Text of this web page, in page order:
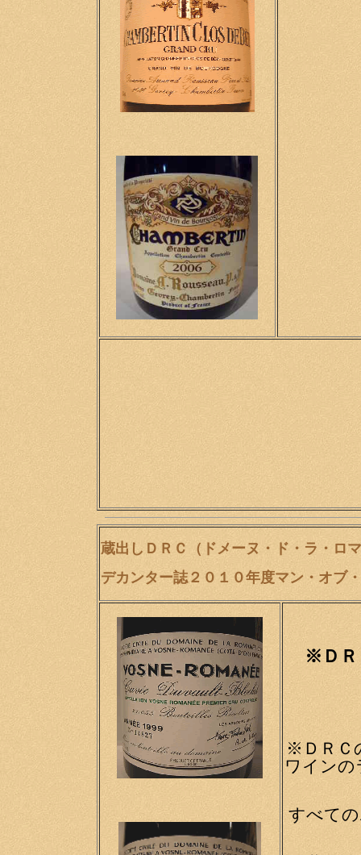
蔵出しＤＲＣ（ドメーヌ・ド・ラ・ロ
デカンター誌２０１０年度マン・オブ
※ＤＲ
※ＤＲＣ
ワインの
すべて